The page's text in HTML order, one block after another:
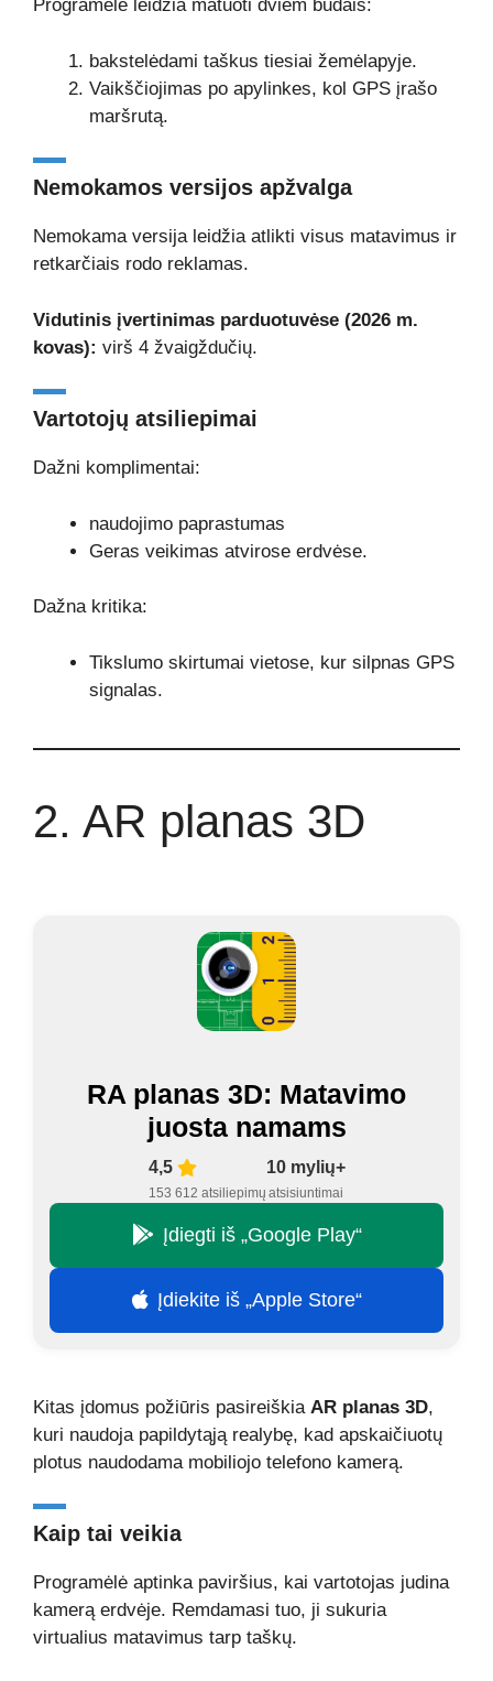
Programėlė leidžia matuoti dviem būdais:
bakstelėdami taškus tiesiai žemėlapyje.
Vaikščiojimas po apylinkes, kol GPS įrašo
maršrutą.
Nemokamos versijos apžvalga
Nemokama versija leidžia atlikti visus matavimus ir
retkarčiais rodo reklamas.
Vidutinis įvertinimas parduotuvėse (2026 m.
kovas): virš 4 žvaigždučių.
Vartotojų atsiliepimai
Dažni komplimentai:
naudojimo paprastumas
Geras veikimas atvirose erdvėse.
Dažna kritika:
Tikslumo skirtumai vietose, kur silpnas GPS
signalas.
2. AR planas 3D
RA planas 3D: Matavimo
juosta namams
4,5
153 612 atsiliepimų
10 mylių+
atsisiuntimai
Įdiegti iš „Google Play“
Įdiekite iš „Apple Store“
Kitas įdomus požiūris pasireiškia AR planas 3D,
kuri naudoja papildytąją realybę, kad apskaičiuotų
plotus naudodama mobiliojo telefono kamerą.
Kaip tai veikia
Programėlė aptinka paviršius, kai vartotojas judina
kamerą erdvėje. Remdamasi tuo, ji sukuria
virtualius matavimus tarp taškų.